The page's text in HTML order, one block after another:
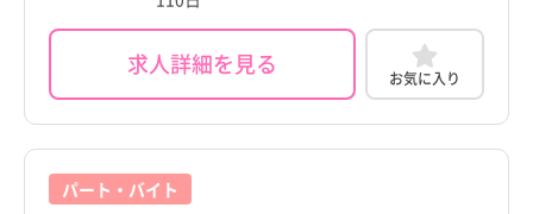
求人詳細を見る お気に入り
パート・バイト